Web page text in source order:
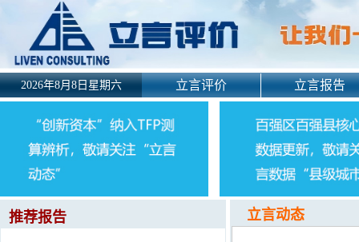
2026年8月8日星期六 立言评价 立言报告
推荐报告 立言动态